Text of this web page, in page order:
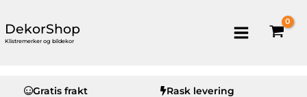
DekorShop
Klistremerker og bildekor
Gratis frakt
Rask levering